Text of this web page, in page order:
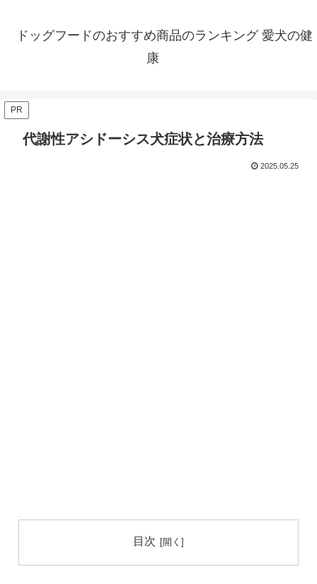
ドッグフードのおすすめ商品のランキング 愛犬の健
康
PR
代謝性アシドーシス犬症状と治療方法
2025.05.25
目次